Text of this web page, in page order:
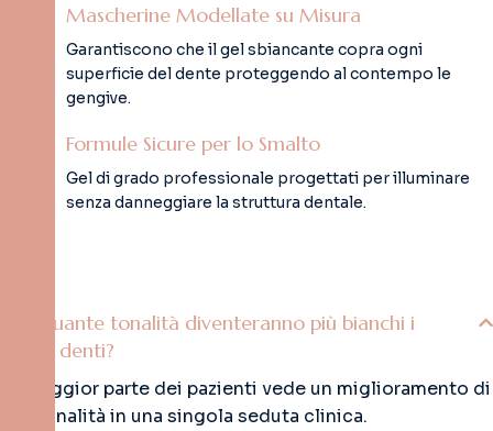
Mascherine Modellate su Misura
Garantiscono che il gel sbiancante copra ogni
superficie del dente proteggendo al contempo le
gengive.
Formule Sicure per lo Smalto
Gel di grado professionale progettati per illuminare
senza danneggiare la struttura dentale.
Di quante tonalità diventeranno più bianchi i
miei denti?
La maggior parte dei pazienti vede un miglioramento di
4-8 tonalità in una singola seduta clinica.